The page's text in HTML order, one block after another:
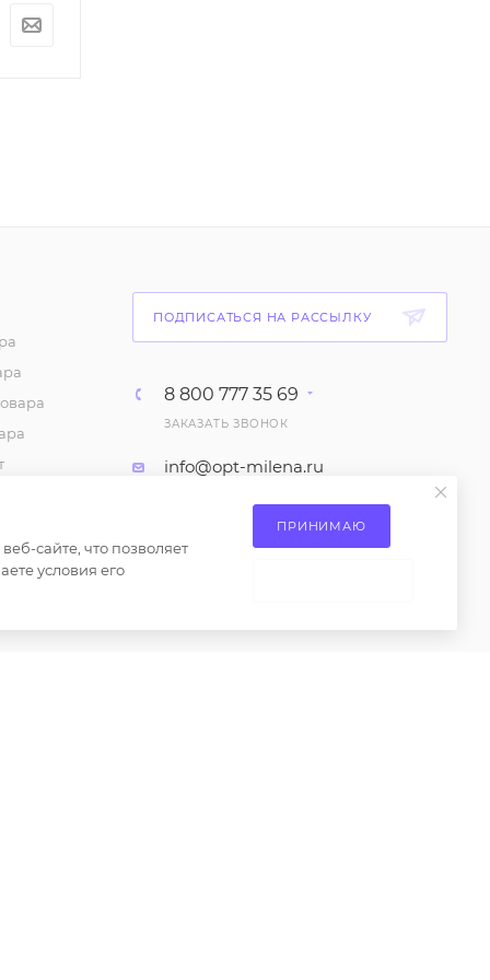
товаров
ПОДПИСАТЬСЯ НА РАССЫЛКУ
8 800 777 35 69
ЗАКАЗАТЬ ЗВОНОК
info@opt-milena.ru
М.О, Ленинский городской
округ, Апаринки, вл1
сайте, что позволяет
условия его
ПРИНИМАЮ